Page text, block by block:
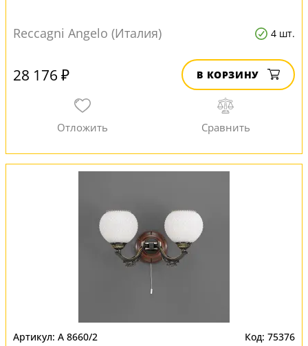
Reccagni Angelo (Италия) 4 шт.
28 176 ₽ В КОРЗИНУ
A 8660/2 75376